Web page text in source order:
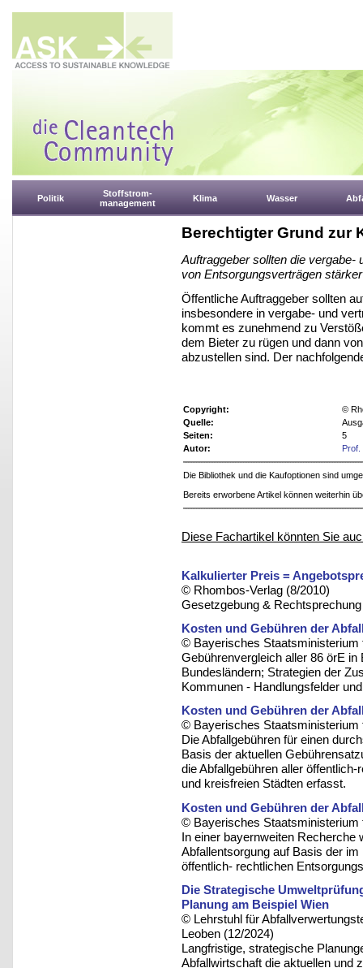
Politik
Stoffstrom-
management
Klima Wasser
Berechtigter Grund zur
Auftraggeber sollten die vergabe-
von Entsorgungsverträgen
Öffentliche Auftraggeber sollten
insbesondere in vergabe- und
kommt es zunehmend zu
dem Bieter zu rügen und dann
abzustellen sind. Der
Copyright:
©
Quelle:
Seiten:
5
Autor:
Die Bibliothek und die Kaufoptionen sind
Bereits erworbene Artikel können weiterhin
Diese Fachartikel könnten Sie
Kalkulierter Preis =
© Rhombos-Verlag (8/2010)
Gesetzgebung & Rechtsprechung
Kosten und Gebühren der
© Bayerisches Staatsministerium
Gebührenvergleich aller 86 örE in
Bundesländern; Strategien der
Kommunen - Handlungsfelder
Kosten und Gebühren der
© Bayerisches Staatsministerium
Die Abfallgebühren für einen
Basis der aktuellen
die Abfallgebühren aller
und kreisfreien Städten erfasst.
Kosten und Gebühren der
© Bayerisches Staatsministerium
In einer bayernweiten Recherche
Abfallentsorgung auf Basis der
öffentlich- rechtlichen
Die Strategische
Planung am Beispiel Wien
© Lehrstuhl für
Leoben (12/2024)
Langfristige, strategische
Abfallwirtschaft die aktuellen und